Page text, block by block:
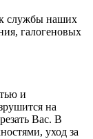
службы наших
галогеновых
и
на
Вас. В
уход за